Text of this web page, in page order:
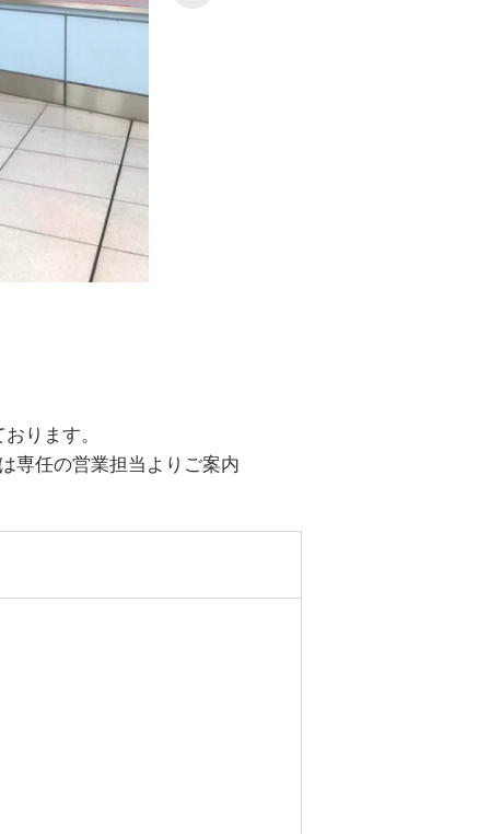
ります。
専任の営業担当よりご案内